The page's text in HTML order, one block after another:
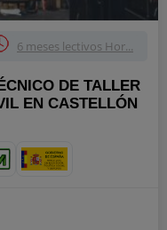
6 meses lectivos Hor...
DE TALLER
EN CASTELLÓN